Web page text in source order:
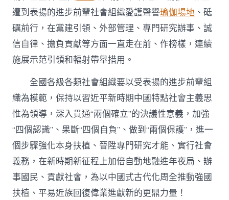
遭到表揚的進步前輩社會組織愛護聲譽瑜伽場地 、砥
礪前行，在黨建引領、外部管理、專門研究辦事、誠
信自律、擔負貢獻等方面一直走在前、作榜樣，連續
施展示范引領和輻射帶舉措用。
全國各級各類社會組織要以受表揚的進步前輩組
織為模範，保持以習近平新時期中國特點社會主義思
惟為領導，深入貫通“兩個確立”的決議性意義，加強
“四個認識”、果斷“四個自負”、做到“兩個保護”，進一
個步驟強化本身扶植、晉陞專門研究才能、實行社會
義務，在新時期新征程上加倍自動地融進年夜局、辦
事國民、貢獻社會，為以中國式古代化周全推動強國
扶植、平易近族回復偉業進獻新的更鼎力量！